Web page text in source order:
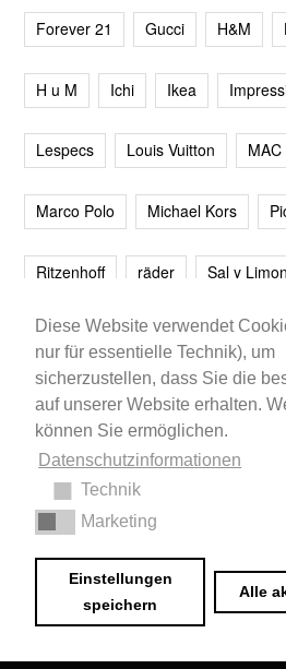
Diese Website verwendet
nur für essentielle Technik), um
sicherzustellen, dass Sie die
auf unserer Website erhalten.
können Sie ermöglichen.
Datenschutzinformationen
Technik
Marketing
Einstellungen
speichern
Alle
Forever 21 Gucci H&M
H u M Ichi Ikea
Lespecs Louis Vuitton MAC
Marco Polo Michael Kors
Ritzenhoff räder Sal y Limon
smash! Steve Madden
Zalando Zara
Impressum
© 2020 Dr. Sarah